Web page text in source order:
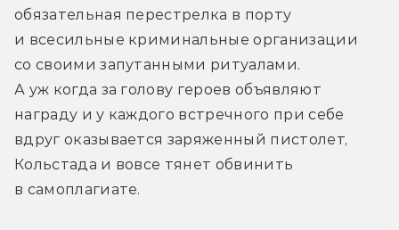
обязательная перестрелка в порту
и всесильные криминальные организации
со своими запутанными ритуалами.
А уж когда за голову героев объявляют
награду и у каждого встречного при себе
вдруг оказывается заряженный пистолет,
Кольстада и вовсе тянет обвинить
в самоплагиате.